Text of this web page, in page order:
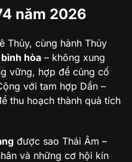
năm 2026
Thủy, cùng hành Thủy
bình hòa – không xung
vững, hợp để củng cố
với tam hợp Dần –
thu hoạch thành quả tích
được sao Thái Âm –
và những cơ hội kín